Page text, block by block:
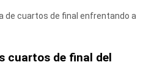
de cuartos de final enfrentando a
cuartos de final del